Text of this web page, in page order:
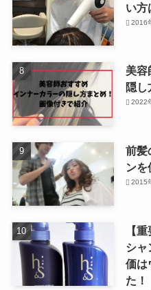
い方
2016
美容
隠
2022
前髪
ン
2015
【
シャ
価は
た！